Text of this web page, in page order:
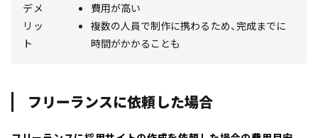
デメ
リッ
ト
費用が高い
複数の人員で制作に携わるため、完成までに
時間がかかることも
フリーランスに依頼した場合